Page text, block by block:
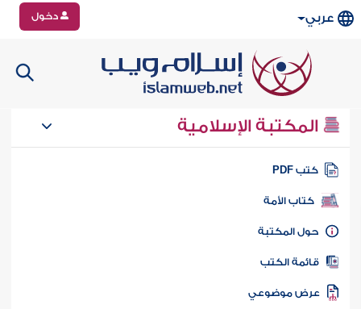
عربي دخول
المكتبة الإسلامية
كتب PDF
كتاب الأمة
المكتبة
الكتب